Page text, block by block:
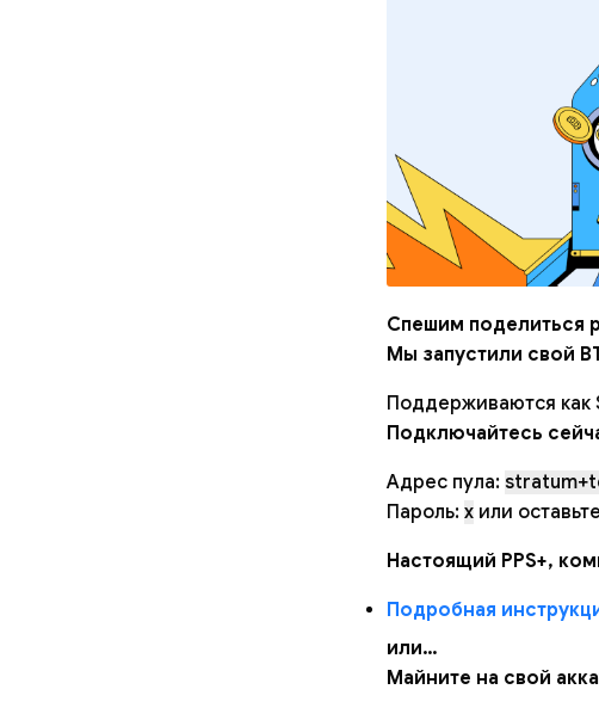
Спешим поделиться
Мы запустили свой
Поддерживаются как
Подключайтесь
Адрес пула:
Пароль: x или
Настоящий PPS+,
Подробная
или…
Майните на свой